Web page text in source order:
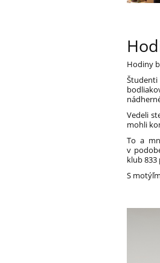
Hodiny
Vedeli
mohli
To a
v
klub 833
S